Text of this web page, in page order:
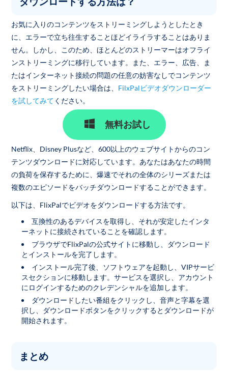
お気に入りのコンテンツをストリーミングしようとしたとき
に、エラーで立ち往生することほどイライラすることはありま
せん。しかし、このため、ほとんどのストリーマーはオフライ
ンストリーミングに移行しています。また、エラー、広告、ま
たはインターネット接続の問題の任意の妨害なしでコンテンツ
をストリーミングしたい場合は、 FilxPalビデオダウンローダー
を試してみて ください。
無料お試し
Netflix、Disney Plusなど、600以上のウェブサイトからのコン
テンツダウンロードに対応しています。あなたはあなたの時間
の負荷を保存するために、爆速でそれの全体のシリーズまたは
複数のエピソードをバッチダウンロードすることができます。
以下は、FlixPalでビデオをダウンロードする方法です。
互換性のあるデバイスを取得し、それが安定したインタ
ーネットに接続されていることを確認します。
ブラウザでFlixPalの公式サイトに移動し、ダウンロード
とインストールを完了します。
インストール完了後、ソフトウェアを起動し、VIPサービ
スセクションに移動します。サービスを選択し、アカウント
にログインするためのクレデンシャルを追加します。
ダウンロードしたい番組をクリックし、音声と字幕を選
択し、ダウンロードボタンをクリックするとダウンロードが
開始されます。
まとめ